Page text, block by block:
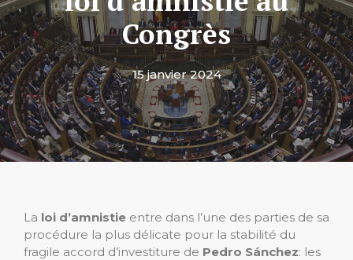
Congrès
15 janvier 2024
La loi d’amnistie entre dans l’une des parties de sa
procédure la plus délicate pour la stabilité du
fragile accord d’investiture de Pedro Sánchez: les